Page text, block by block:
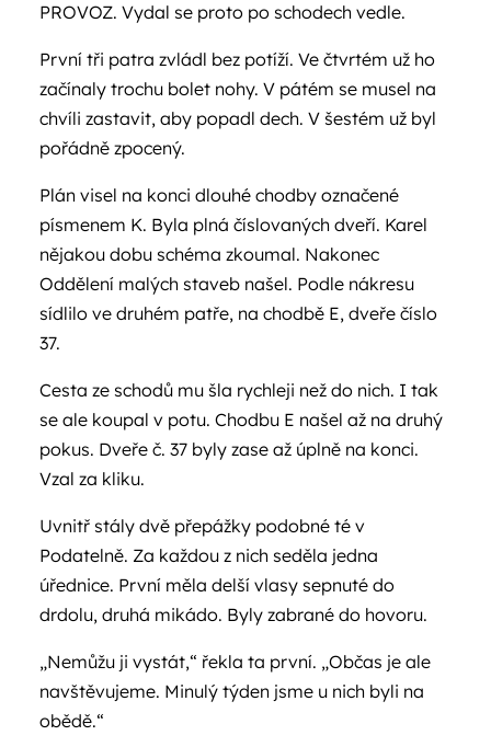
PROVOZ. Vydal se proto po schodech vedle.
První tři patra zvládl bez potíží. Ve čtvrtém už ho
začínaly trochu bolet nohy. V pátém se musel na
chvíli zastavit, aby popadl dech. V šestém už byl
pořádně zpocený.
Plán visel na konci dlouhé chodby označené
písmenem K. Byla plná číslovaných dveří. Karel
nějakou dobu schéma zkoumal. Nakonec
Oddělení malých staveb našel. Podle nákresu
sídlilo ve druhém patře, na chodbě E, dveře číslo
37.
Cesta ze schodů mu šla rychleji než do nich. I tak
se ale koupal v potu. Chodbu E našel až na druhý
pokus. Dveře č. 37 byly zase až úplně na konci.
Vzal za kliku.
Uvnitř stály dvě přepážky podobné té v
Podatelně. Za každou z nich seděla jedna
úřednice. První měla delší vlasy sepnuté do
drdolu, druhá mikádo. Byly zabrané do hovoru.
„Nemůžu ji vystát,“ řekla ta první. „Občas je ale
navštěvujeme. Minulý týden jsme u nich byli na
obědě.“